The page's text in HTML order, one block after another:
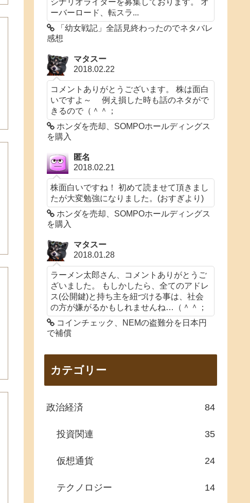
ーバーロード、転スラ...
「幼女戦記」全話見終わったのでネタバレ
感想
マタスー
2018.02.22
コメントありがとうございます。 株は面白
いですよ～ 例え損した時も話のネタがで
きるので（＾＾；
ホンダを売却、SOMPOホールディングス
を購入
匿名
2018.02.21
株面白いですね！ 初めて読ませて頂きまし
たが大変勉強になりました。(おすぎより)
ホンダを売却、SOMPOホールディングス
を購入
マタスー
2018.01.28
ラーメン太郎さん、コメントありがとうご
ざいました。 もしかしたら、全てのアドレ
ス(公開鍵)と持ち主を紐づける事は、社会
の方が嫌がるかもしれませんね…（＾＾；
コインチェック、NEMの盗難分を日本円
で補償
カテゴリー
政治経済 84
投資関連 35
仮想通貨 24
テクノロジー 14